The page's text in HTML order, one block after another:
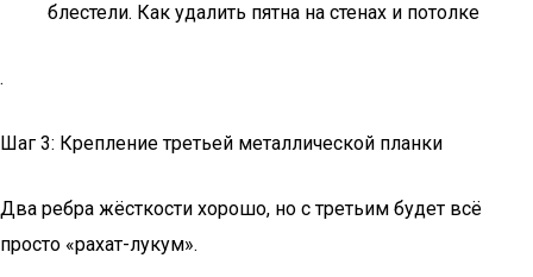
блестели. Как удалить пятна на стенах и потолке
.
Шаг 3: Крепление третьей металлической планки
Два ребра жёсткости хорошо, но с третьим будет всё
просто «рахат-лукум».